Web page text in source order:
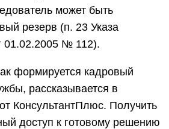
может быть
резерв (п. 23 Указа
01.02.2005 № 112).
формируется кадровый
рассказывается в
КонсультантПлюс. Получить
доступ к готовому решению